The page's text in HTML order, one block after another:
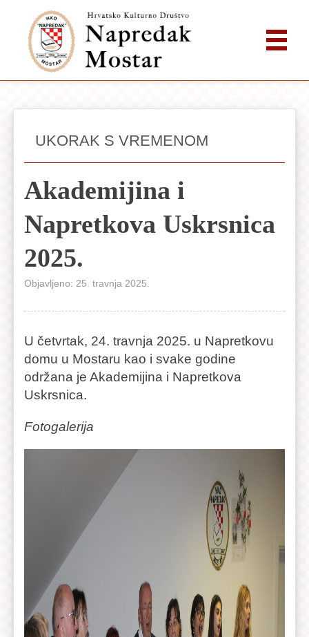
UKORAK S VREMENOM
Akademijina i
Napretkova Uskrsnica
2025.
Objavljeno: 25. travnja 2025.
U četvrtak, 24. travnja 2025. u Napretkovu
domu u Mostaru kao i svake godine
održana je Akademijina i Napretkova
Uskrsnica.
Fotogalerija